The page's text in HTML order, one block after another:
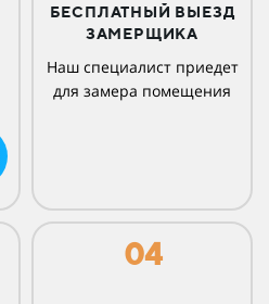
БЕСПЛАТНЫЙ ВЫЕЗД
ЗАМЕРЩИКА
Наш специалист приедет
для замера помещения
04